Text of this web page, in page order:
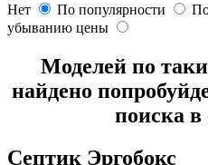
Нет
По популярности
убыванию цены
Моделей по
найдено
поиска
Септик Эргобокс